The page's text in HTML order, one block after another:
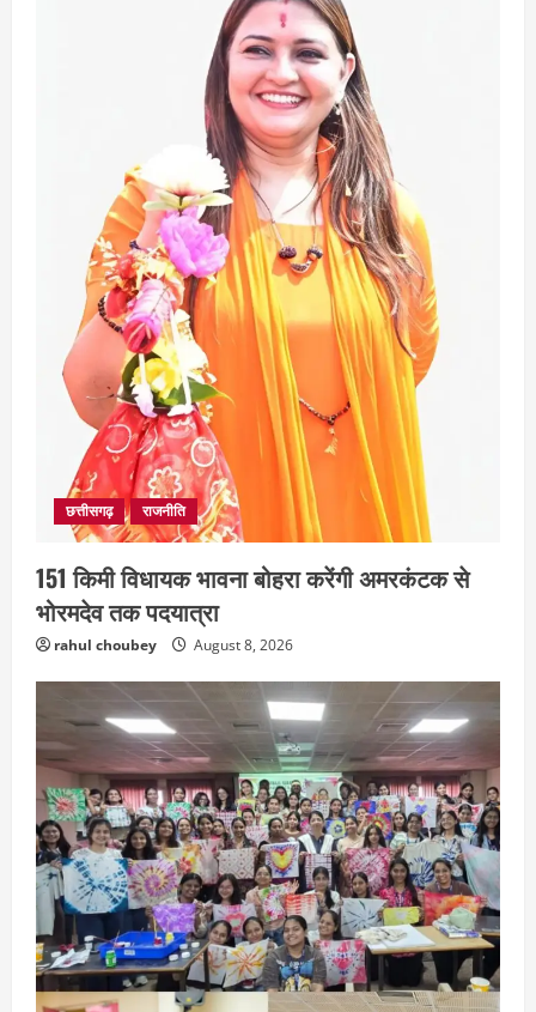
August 7, 2026
4
अपराध छत्तीसगढ़
बहन ने कारोबारी भाई पर लगाया करोड़ों रुपये
की धोखाधड़ी का आरोप
August 7, 2026
छत्तीसगढ़ राजनीति
151 किमी विधायक भावना बोहरा करेंगी अमरकंटक से
भोरमदेव तक पदयात्रा
rahul choubey August 8, 2026